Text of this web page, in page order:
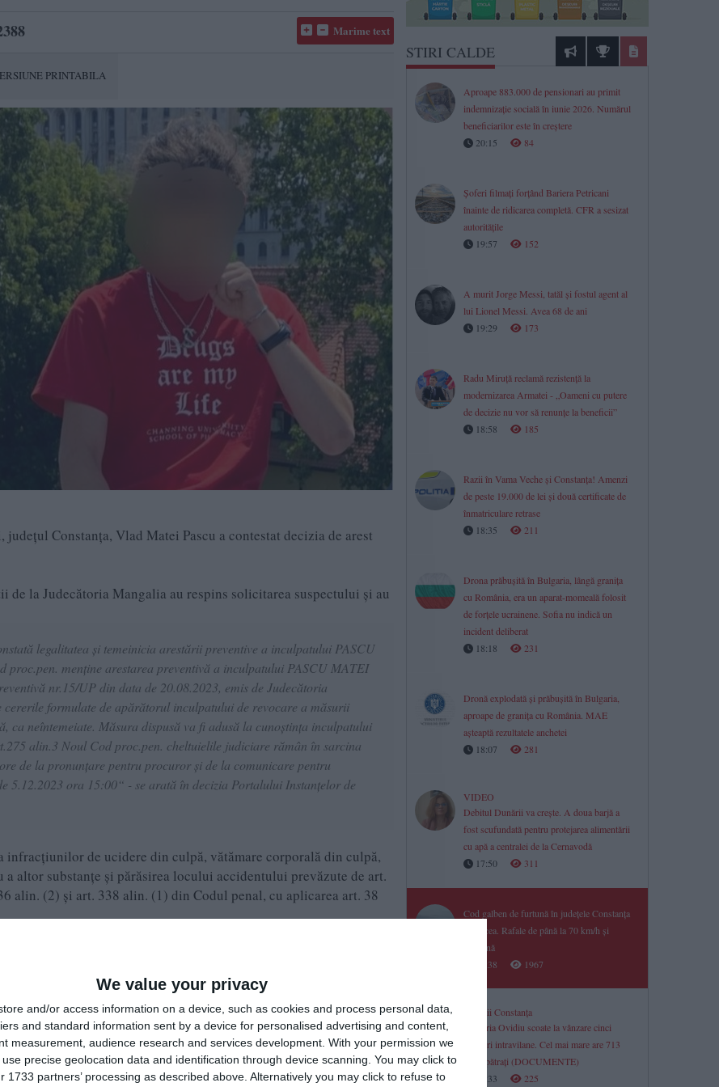
We value your privacy
and/or access information on a device, such as cookies and process personal data,
and standard information sent by a device for personalised advertising and content,
measurement, audience research and services development. With your permission we
precise geolocation data and identification through device scanning. You may click to
1733 partners’ processing as described above. Alternatively you may click to refuse to
Marime text
PRINTABILA
Constanța, Vlad Matei Pascu a contestat decizia de arest
la Judecătoria Mangalia au respins solicitarea suspectului și au
legalitatea şi temeinicia arestării preventive a inculpatului PASCU
menţine arestarea preventivă a inculpatului PASCU MATEI
nr.15/UP din data de 20.08.2023, emis de Judecătoria
formulate de apărătorul inculpatului de revocare a măsurii
ca neîntemeiate. Măsura dispusă va fi adusă la cunoştinţa inculpatului
alin.3 Noul Cod proc.pen. cheltuielile judiciare rămân în sarcina
de la pronunţare pentru procuror şi de la comunicare pentru
5.12.2023 ora 15:00“ - se arată în decizia Portalului Instanțelor de
infracţiunilor de ucidere din culpă, vătămare corporală din culpă,
altor substanţe şi părăsirea locului accidentului prevăzute de art.
alin. (2) şi art. 338 alin. (1) din Codul penal, cu aplicarea art. 38
de ucidere din culpă, vătămare corporală din culpă,
altor substanţe şi părăsirea locului accidentului prevăzute de art.
alin. (2) şi art. 338 alin. (1) din Codul penal, cu aplicarea art. 38
zilei de 19.08.2023, a condus, pe drumurile publice, un
STIRI CALDE
Aproape 883.000 de pensionari au primit
indemnizație socială în iunie 2026. Numărul
beneficiarilor este în creștere
20:15
84
Șoferi filmați forțând Bariera Petricani
înainte de ridicarea completă. CFR a sesizat
autoritățile
19:57
152
A murit Jorge Messi, tatăl și fostul agent al
lui Lionel Messi. Avea 68 de ani
19:29
173
Radu Miruță reclamă rezistență la
modernizarea Armatei - „Oameni cu putere
de decizie nu vor să renunțe la beneficii”
18:58
185
Razii în Vama Veche și Constanța! Amenzi
de peste 19.000 de lei și două certificate de
înmatriculare retrase
18:35
211
Drona prăbușită în Bulgaria, lângă granița
cu România, era un aparat-momeală folosit
de forțele ucrainene. Sofia nu indică un
incident deliberat
18:18
231
Dronă explodată și prăbușită în Bulgaria,
aproape de granița cu România. MAE
așteaptă rezultatele anchetei
18:07
281
VIDEO
Debitul Dunării va crește. A doua barjă a
fost scufundată pentru protejarea alimentării
cu apă a centralei de la Cernavodă
17:50
311
Cod galben de furtună în județele Constanța
și Tulcea. Rafale de până la 70 km/h și
grindină
17:38
1967
Licitații Constanța
Primăria Ovidiu scoate la vânzare cinci
terenuri intravilane. Cel mai mare are 713
metri pătrați (DOCUMENTE)
17:33
225